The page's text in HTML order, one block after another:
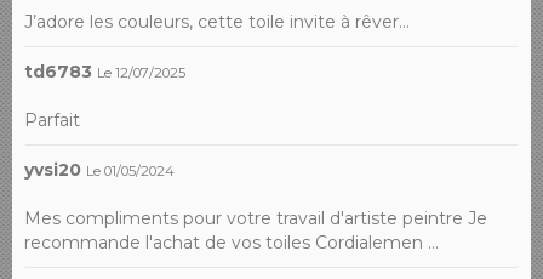
J’adore les couleurs, cette toile invite à rêver…
td6783 Le 12/07/2025
Parfait
yvsi20 Le 01/05/2024
Mes compliments pour votre travail d'artiste peintre Je
recommande l'achat de vos toiles Cordialemen ...